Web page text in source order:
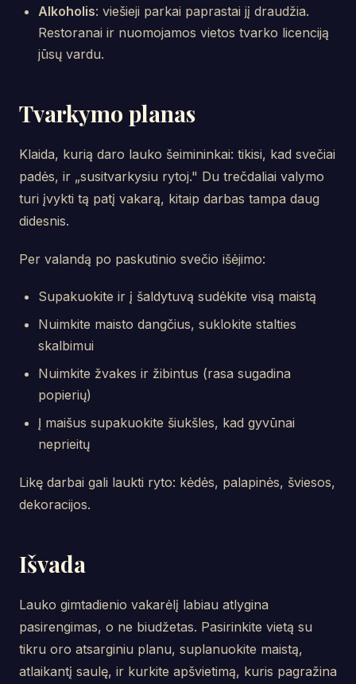
Alkoholis: viešieji parkai paprastai jį draudžia.
Restoranai ir nuomojamos vietos tvarko licenciją
jūsų vardu.
Tvarkymo planas
Klaida, kurią daro lauko šeimininkai: tikisi, kad svečiai
padės, ir „susitvarkysiu rytoj." Du trečdaliai valymo
turi įvykti tą patį vakarą, kitaip darbas tampa daug
didesnis.
Per valandą po paskutinio svečio išėjimo:
Supakuokite ir į šaldytuvą sudėkite visą maistą
Nuimkite maisto dangčius, suklokite stalties
skalbimui
Nuimkite žvakes ir žibintus (rasa sugadina
popierių)
Į maišus supakuokite šiukšles, kad gyvūnai
neprieitų
Likę darbai gali laukti ryto: kėdės, palapinės, šviesos,
dekoracijos.
Išvada
Lauko gimtadienio vakarėlį labiau atlygina
pasirengimas, o ne biudžetas. Pasirinkite vietą su
tikru oro atsarginiu planu, suplanuokite maistą,
atlaikantį saulę, ir kurkite apšvietimą, kuris pagražina